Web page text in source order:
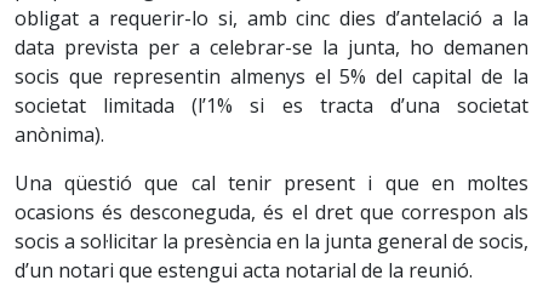
obligat a requerir-lo si, amb cinc dies d’antelació a la
data prevista per a celebrar-se la junta, ho demanen
socis que representin almenys el 5% del capital de la
societat limitada (l’1% si es tracta d’una societat
anònima).
Una qüestió que cal tenir present i que en moltes
ocasions és desconeguda, és el dret que correspon als
socis a sol·licitar la presència en la junta general de socis,
d’un notari que estengui acta notarial de la reunió.